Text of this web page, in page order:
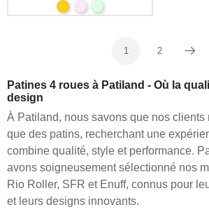
1 2
Patines 4 roues à Patiland - Où la
design
À Patiland, nous savons que nos clients
que des patins, recherchant une
combine qualité, style et performance.
avons soigneusement sélectionné nos
Rio Roller, SFR et Enuff, connus pour
et leurs designs innovants.